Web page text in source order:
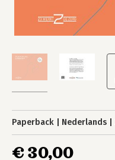
Paperback Nederlands
€ 30,00